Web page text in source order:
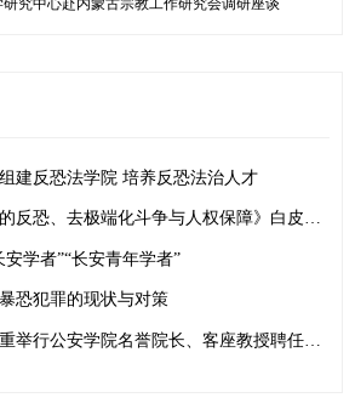
建反恐法学院 培养反恐法治人才
我校举行《新疆的反恐、去极端化斗争与人权保障》白皮书学习座谈会
学者”“长安青年学者”
恐犯罪的现状与对策